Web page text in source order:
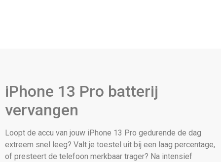
iPhone 13 Pro batterij
vervangen
Loopt de accu van jouw iPhone 13 Pro gedurende de dag
extreem snel leeg? Valt je toestel uit bij een laag percentage,
of presteert de telefoon merkbaar trager? Na intensief